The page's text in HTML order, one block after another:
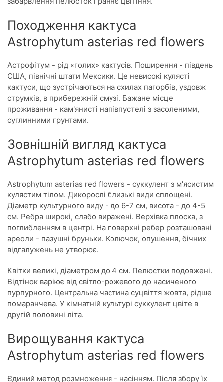
Походження кактуса
Astrophytum asterias red flowers
Астрофітум - рід «голих» кактусів. Поширення - південь
США, північні штати Мексики. Це невисокі кулясті
кактуси, що зустрічаються на схилах пагорбів, уздовж
струмків, в прибережній смузі. Бажане місце
проживання - кам'янисті напівпустелі з засоленими,
суглинними грунтами.
Зовнішній вигляд кактуса
Astrophytum asterias red flowers
Astrophytum asterias red flowers - суккулент з м'ясистим
кулястим тілом. Дикорослі близькі види сплощені.
Діаметр культурного виду - до 6-7 см, висота - до 4-5
см. Ребра широкі, слабо виражені. Верхівка плоска, з
поглибленням в центрі. На поверхні ребер розташовані
ареоли - пазушні бруньки. Колючок, опушення, бічних
відгалужень не утворює.
Квітки великі, діаметром до 4 см. Пелюстки подовжені.
Відтінок варіює від світло-рожевого до насиченого
пурпурного. Центральна частина суцвіття жовта, рідше
помаранчева. У кімнатній культурі суккулент цвіте в
другій половині літа.
Вирощування кактуса
Astrophytum asterias red flowers
Єдиний метод розмноження - насінням. Після збору їх